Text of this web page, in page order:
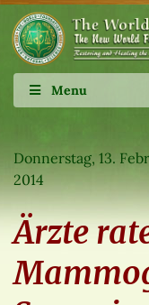
Menu
Donnerstag, 13.
2014
Ärzte